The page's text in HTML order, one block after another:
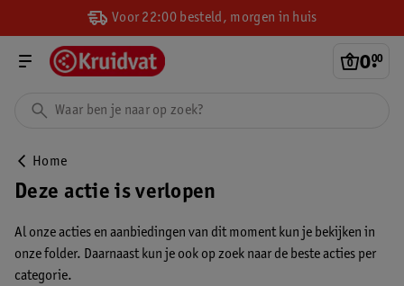
Voor 22:00 besteld, morgen in huis
0.
00
Home
Deze actie is verlopen
Al onze acties en aanbiedingen van dit moment kun je bekijken in
onze folder. Daarnaast kun je ook op zoek naar de beste acties per
categorie.